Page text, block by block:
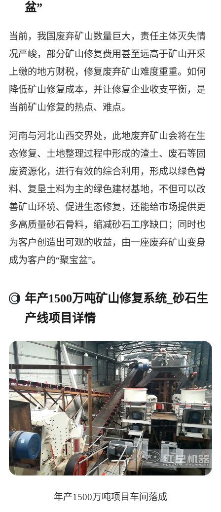
盆”
当前，我国废弃矿山数量巨大，责任主体灭失情
况严峻，部分矿山修复费用甚至远高于矿山开采
上缴的地方财税，修复废弃矿山难度重重。如何
降低矿山修复成本，并让修复企业收支平衡，是
当前矿山修复的热点、难点。
河南与河北山西交界处，此地废弃矿山会将在生
态修复、土地整理过程中形成的渣土、废石等固
废资源化，进行有效的综合利用，形成以绿色骨
料、复垦土料为主的绿色建材基地，不但可以改
善矿山环境、促进生态修复，还能给市场提供更
多高质量砂石骨料，缩减砂石工序缺口；同时也
为客户创造出可观的收益，由一座废弃矿山变身
成为客户的“聚宝盆”。
年产1500万吨矿山修复系统_砂石生
产线项目详情
年产1500万吨项目车间落成